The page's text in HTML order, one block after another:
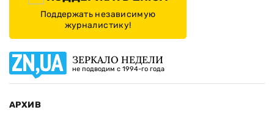
Поддержать независимую
журналистику!
ЗЕРКАЛО НЕДЕЛИ
не подводим с 1994-го года
АРХИВ